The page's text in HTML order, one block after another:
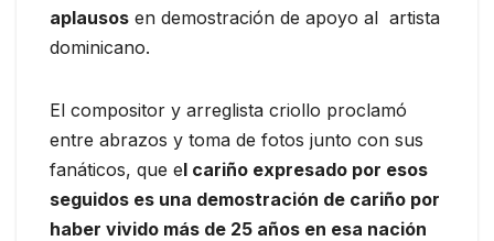
aplausos en demostración de apoyo al artista
dominicano.
El compositor y arreglista criollo proclamó
entre abrazos y toma de fotos junto con sus
fanáticos, que el cariño expresado por esos
seguidos es una demostración de cariño por
haber vivido más de 25 años en esa nación